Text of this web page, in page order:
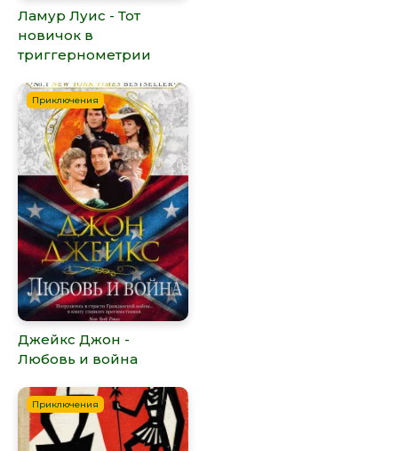
Ламур Луис - Тот
новичок в
триггернометрии
Приключения
Джейкс Джон -
Любовь и война
Приключения